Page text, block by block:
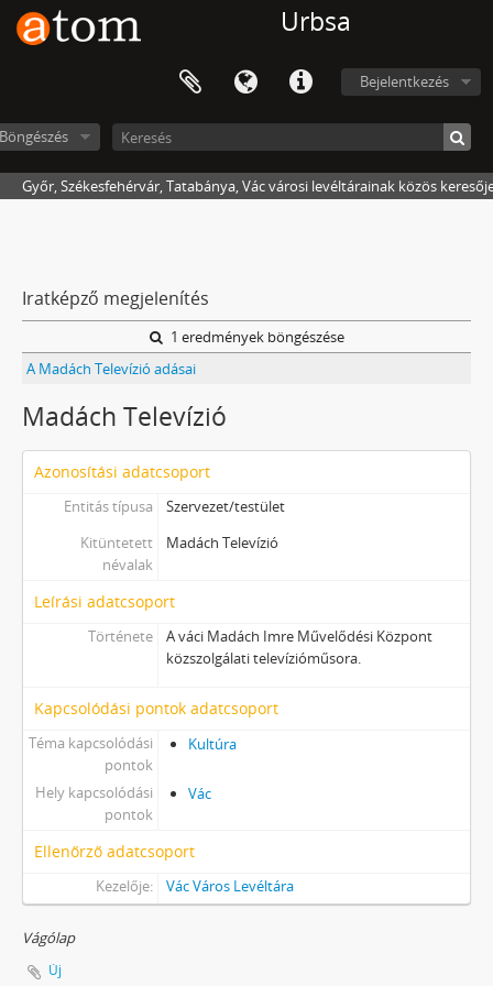
Urbsa
Bejelentkezés
Győr, Székesfehérvár, Tatabánya, Vác városi levéltárainak közös
Iratképző megjelenítés
1 eredmények böngészése
A Madách Televízió adásai
Madách Televízió
Azonosítási adatcsoport
Entitás típusa
Szervezet/testület
Kitüntetett
névalak
Madách Televízió
Leírási adatcsoport
Története
A váci Madách Imre Művelődési Központ
közszolgálati televízióműsora.
Kapcsolódási pontok adatcsoport
Téma kapcsolódási
pontok
Kultúra
Hely kapcsolódási
pontok
Vác
Ellenőrző adatcsoport
Kezelője: Vác Város Levéltára
Vágólap
Új